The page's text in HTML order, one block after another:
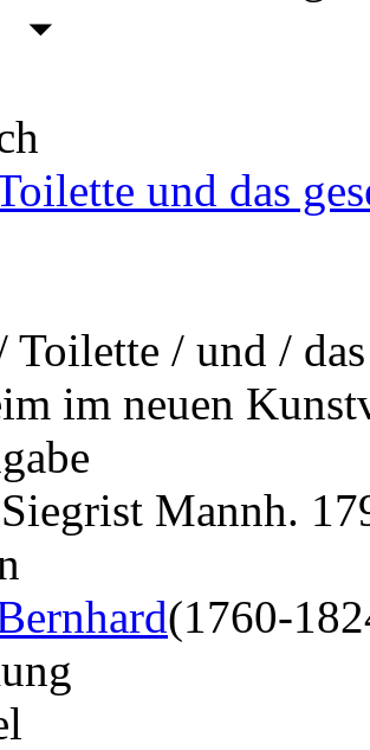
und das
Toilette / und /
im neuen
Mannh.
(1760-